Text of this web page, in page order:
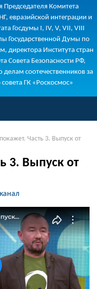
Председателя Комитета
евразийской интеграции и
Госдумы I, IV, V, VII, VIII
Государственной Думы по
директора Института стран
Совета Безопасности РФ,
соотечественников за
ГК «Роскосмос»
Часть 3. Выпуск от
3. Выпуск от